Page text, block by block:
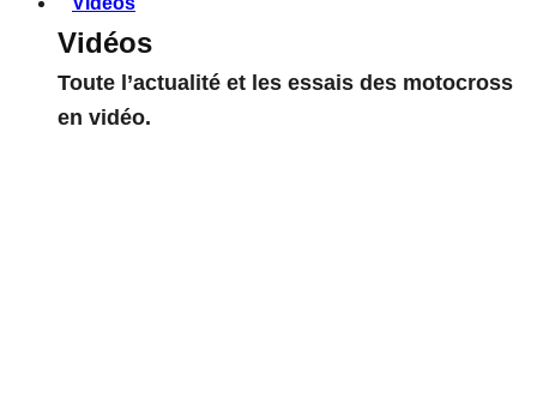
Vidéos
Toute l’actualité et les essais des motocross
en vidéo.